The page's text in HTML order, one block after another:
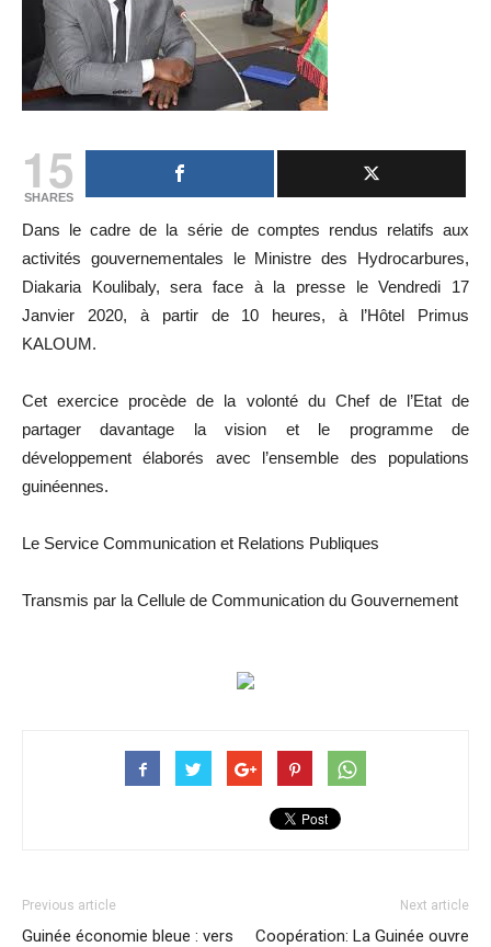
15
SHARES
Dans le cadre de la série de comptes rendus relatifs aux
activités gouvernementales le Ministre des Hydrocarbures,
Diakaria Koulibaly, sera face à la presse le Vendredi 17
Janvier 2020, à partir de 10 heures, à l’Hôtel Primus
KALOUM.
Cet exercice procède de la volonté du Chef de l’Etat de
partager davantage la vision et le programme de
développement élaborés avec l’ensemble des populations
guinéennes.
Le Service Communication et Relations Publiques
Transmis par la Cellule de Communication du Gouvernement
Previous article
Guinée économie bleue : vers
Next article
Coopération: La Guinée ouvre